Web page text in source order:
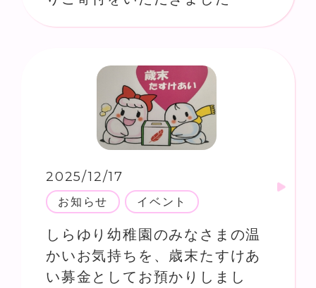
2025/12/17
お知らせ イベント
しらゆり幼稚園のみなさまの温
かいお気持ちを、歳末たすけあ
い募金としてお預かりしまし